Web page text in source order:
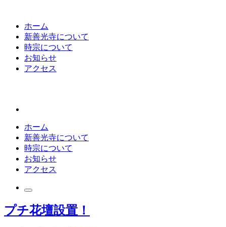
ホーム
新善光寺について
時宗について
お知らせ
アクセス
ホーム
新善光寺について
時宗について
お知らせ
アクセス
プチ花壇設置！